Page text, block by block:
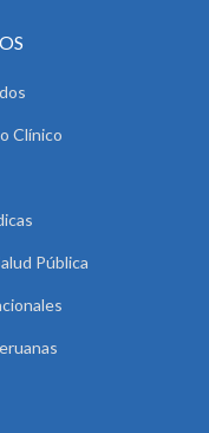
Clínico
Pública